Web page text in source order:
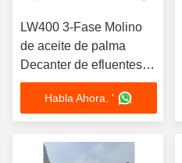
LW400 3-Fase Molino
de aceite de palma
Decanter de efluentes
Separador de
centrifugadoras 30KW
Motor ABB VFD
Automático
Habla Ahora. '